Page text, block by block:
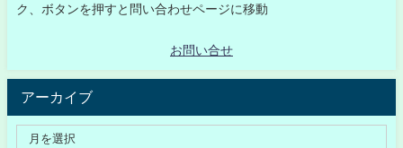
ク、ボタンを押すと問い合わせページに移動
お問い合せ
アーカイブ